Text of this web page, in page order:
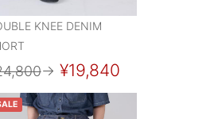
KNEE DENIM
→ ¥19,840